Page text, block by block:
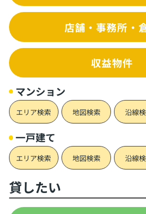
店舗・事務所・
収益物件
マンション
エリア検索 地図検索 沿線
一戸建て
エリア検索 地図検索 沿線
貸したい